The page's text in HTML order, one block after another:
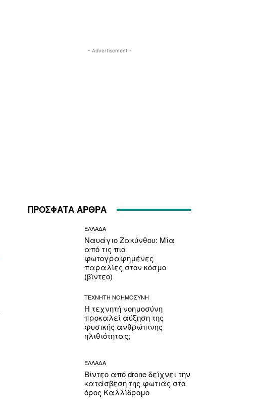
- Advertisement -
ΠΡΟΣΦΑΤΑ ΑΡΘΡΑ
ΕΛΛΑΔΑ
Ναυάγιο Ζακύνθου: Μία
από τις πιο
φωτογραφημένες
παραλίες στον κόσμο
(βίντεο)
ΤΕΧΝΗΤΗ ΝΟΗΜΟΣΥΝΗ
Η τεχνητή νοημοσύνη
προκαλεί αύξηση της
φυσικής ανθρώπινης
ηλιθιότητας;
ΕΛΛΑΔΑ
Βίντεο από drone δείχνει την
κατάσβεση της φωτιάς στο
όρος Καλλίδρομο